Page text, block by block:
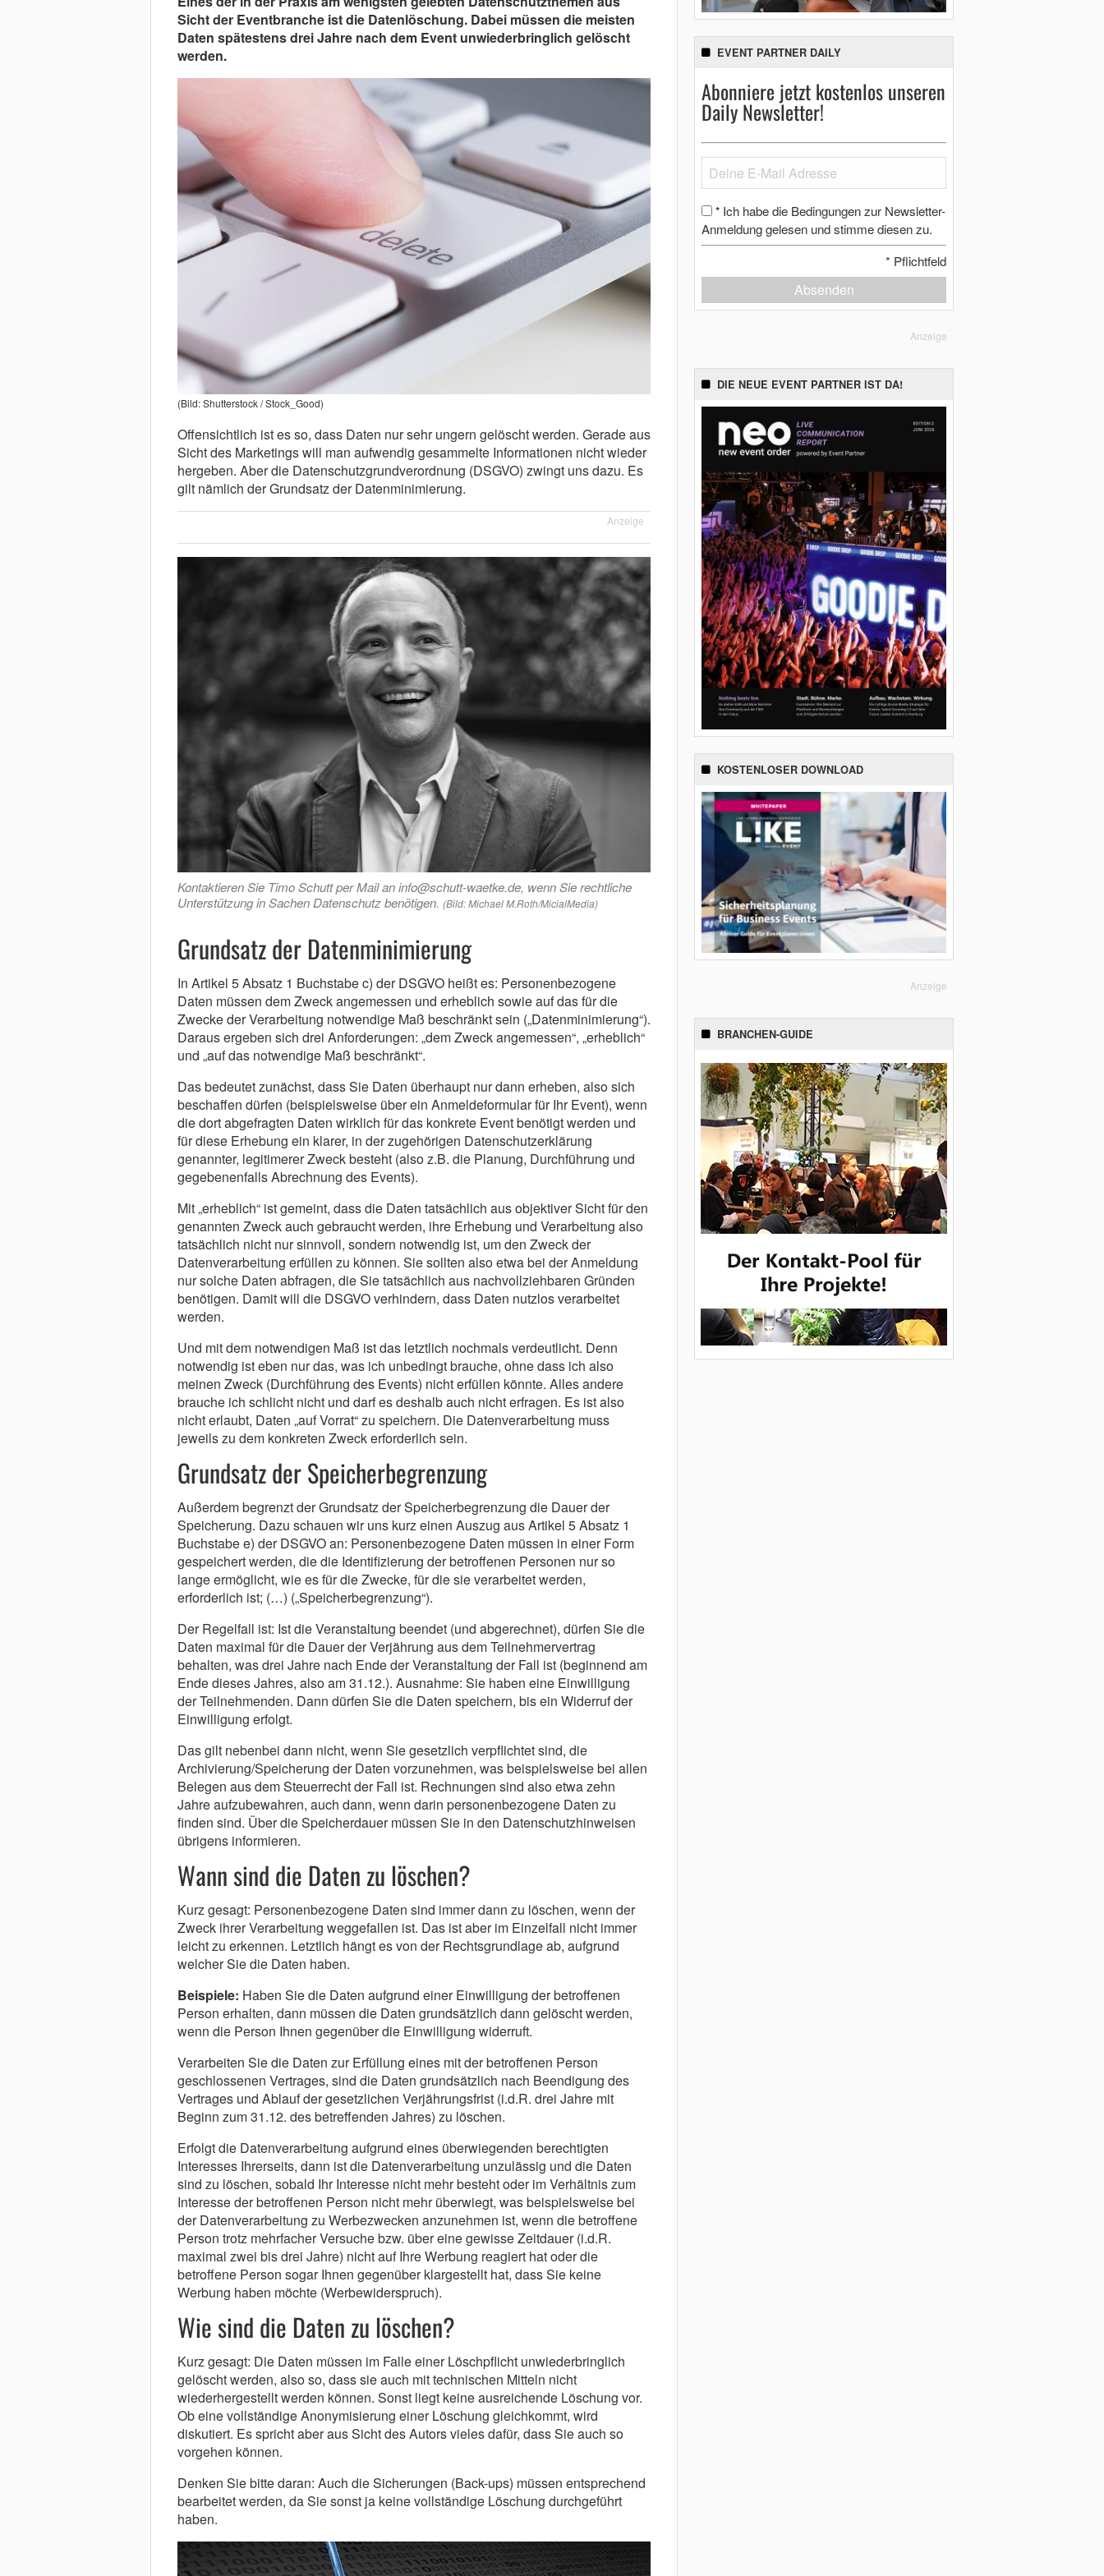
Sicht der Eventbranche ist die Datenlöschung. Dabei müssen die meisten
Daten spätestens drei Jahre nach dem Event unwiederbringlich gelöscht
werden.
(Bild: Shutterstock / Stock_Good)
Offensichtlich ist es so, dass Daten nur sehr ungern gelöscht werden. Gerade aus
Sicht des Marketings will man aufwendig gesammelte Informationen nicht wieder
hergeben. Aber die Datenschutzgrundverordnung (DSGVO) zwingt uns dazu. Es
gilt nämlich der Grundsatz der Datenminimierung.
Anzeige
Kontaktieren Sie Timo Schutt per Mail an info@schutt-waetke.de, wenn Sie rechtliche
Unterstützung in Sachen Datenschutz benötigen. (Bild: Michael M.Roth/MicialMedia)
Grundsatz der Datenminimierung
In Artikel 5 Absatz 1 Buchstabe c) der DSGVO heißt es: Personenbezogene
Daten müssen dem Zweck angemessen und erheblich sowie auf das für die
Zwecke der Verarbeitung notwendige Maß beschränkt sein („Datenminimierung“).
Daraus ergeben sich drei Anforderungen: „dem Zweck angemessen“, „erheblich“
und „auf das notwendige Maß beschränkt“.
Das bedeutet zunächst, dass Sie Daten überhaupt nur dann erheben, also sich
beschaffen dürfen (beispielsweise über ein Anmeldeformular für Ihr Event), wenn
die dort abgefragten Daten wirklich für das konkrete Event benötigt werden und
für diese Erhebung ein klarer, in der zugehörigen Datenschutzerklärung
genannter, legitimerer Zweck besteht (also z.B. die Planung, Durchführung und
gegebenenfalls Abrechnung des Events).
Mit „erheblich“ ist gemeint, dass die Daten tatsächlich aus objektiver Sicht für den
genannten Zweck auch gebraucht werden, ihre Erhebung und Verarbeitung also
tatsächlich nicht nur sinnvoll, sondern notwendig ist, um den Zweck der
Datenverarbeitung erfüllen zu können. Sie sollten also etwa bei der Anmeldung
nur solche Daten abfragen, die Sie tatsächlich aus nachvollziehbaren Gründen
benötigen. Damit will die DSGVO verhindern, dass Daten nutzlos verarbeitet
werden.
Und mit dem notwendigen Maß ist das letztlich nochmals verdeutlicht. Denn
notwendig ist eben nur das, was ich unbedingt brauche, ohne dass ich also
meinen Zweck (Durchführung des Events) nicht erfüllen könnte. Alles andere
brauche ich schlicht nicht und darf es deshalb auch nicht erfragen. Es ist also
nicht erlaubt, Daten „auf Vorrat“ zu speichern. Die Datenverarbeitung muss
jeweils zu dem konkreten Zweck erforderlich sein.
Grundsatz der Speicherbegrenzung
Außerdem begrenzt der Grundsatz der Speicherbegrenzung die Dauer der
Speicherung. Dazu schauen wir uns kurz einen Auszug aus Artikel 5 Absatz 1
Buchstabe e) der DSGVO an: Personenbezogene Daten müssen in einer Form
gespeichert werden, die die Identifizierung der betroffenen Personen nur so
lange ermöglicht, wie es für die Zwecke, für die sie verarbeitet werden,
erforderlich ist; (…) („Speicherbegrenzung“).
Der Regelfall ist: Ist die Veranstaltung beendet (und abgerechnet), dürfen Sie die
Daten maximal für die Dauer der Verjährung aus dem Teilnehmervertrag
behalten, was drei Jahre nach Ende der Veranstaltung der Fall ist (beginnend am
Ende dieses Jahres, also am 31.12.). Ausnahme: Sie haben eine Einwilligung
der Teilnehmenden. Dann dürfen Sie die Daten speichern, bis ein Widerruf der
Einwilligung erfolgt.
Das gilt nebenbei dann nicht, wenn Sie gesetzlich verpflichtet sind, die
Archivierung/Speicherung der Daten vorzunehmen, was beispielsweise bei allen
Belegen aus dem Steuerrecht der Fall ist. Rechnungen sind also etwa zehn
Jahre aufzubewahren, auch dann, wenn darin personenbezogene Daten zu
finden sind. Über die Speicherdauer müssen Sie in den Datenschutzhinweisen
übrigens informieren.
Wann sind die Daten zu löschen?
Kurz gesagt: Personenbezogene Daten sind immer dann zu löschen, wenn der
Zweck ihrer Verarbeitung weggefallen ist. Das ist aber im Einzelfall nicht immer
leicht zu erkennen. Letztlich hängt es von der Rechtsgrundlage ab, aufgrund
welcher Sie die Daten haben.
Beispiele: Haben Sie die Daten aufgrund einer Einwilligung der betroffenen
Person erhalten, dann müssen die Daten grundsätzlich dann gelöscht werden,
wenn die Person Ihnen gegenüber die Einwilligung widerruft.
Verarbeiten Sie die Daten zur Erfüllung eines mit der betroffenen Person
geschlossenen Vertrages, sind die Daten grundsätzlich nach Beendigung des
Vertrages und Ablauf der gesetzlichen Verjährungsfrist (i.d.R. drei Jahre mit
Beginn zum 31.12. des betreffenden Jahres) zu löschen.
Erfolgt die Datenverarbeitung aufgrund eines überwiegenden berechtigten
Interesses Ihrerseits, dann ist die Datenverarbeitung unzulässig und die Daten
sind zu löschen, sobald Ihr Interesse nicht mehr besteht oder im Verhältnis zum
Interesse der betroffenen Person nicht mehr überwiegt, was beispielsweise bei
der Datenverarbeitung zu Werbezwecken anzunehmen ist, wenn die betroffene
Person trotz mehrfacher Versuche bzw. über eine gewisse Zeitdauer (i.d.R.
maximal zwei bis drei Jahre) nicht auf Ihre Werbung reagiert hat oder die
betroffene Person sogar Ihnen gegenüber klargestellt hat, dass Sie keine
Werbung haben möchte (Werbewiderspruch).
Wie sind die Daten zu löschen?
Kurz gesagt: Die Daten müssen im Falle einer Löschpflicht unwiederbringlich
gelöscht werden, also so, dass sie auch mit technischen Mitteln nicht
wiederhergestellt werden können. Sonst liegt keine ausreichende Löschung vor.
Ob eine vollständige Anonymisierung einer Löschung gleichkommt, wird
diskutiert. Es spricht aber aus Sicht des Autors vieles dafür, dass Sie auch so
vorgehen können.
Denken Sie bitte daran: Auch die Sicherungen (Back-ups) müssen entsprechend
bearbeitet werden, da Sie sonst ja keine vollständige Löschung durchgeführt
haben.
EVENT PARTNER DAILY
Abonniere jetzt kostenlos unseren
Daily Newsletter!
* Ich habe die Bedingungen zur Newsletter-
Anmeldung gelesen und stimme diesen zu.
* Pflichtfeld
Absenden
Anzeige
DIE NEUE EVENT PARTNER IST DA!
KOSTENLOSER DOWNLOAD
Anzeige
BRANCHEN-GUIDE